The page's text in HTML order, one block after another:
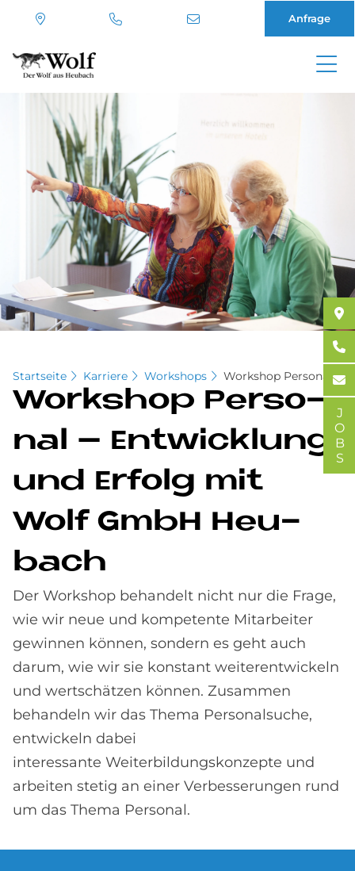
Anfrage
Startseite Karriere Workshops Workshop Personal
Work­s­hop Per­so­
nal – Ent­wick­lung
und Er­folg mit
Wolf GmbH Heu­
bach
Der Workshop behandelt nicht nur die Frage,
wie wir neue und kompetente Mitarbeiter
gewinnen können, sondern es geht auch
darum, wie wir sie konstant weiterentwickeln
und wertschätzen können. Zusammen
behandeln wir das Thema Personalsuche,
entwickeln dabei
interessante Weiterbildungskonzepte und
arbeiten stetig an einer Verbesserungen rund
um das Thema Personal.
JOBS